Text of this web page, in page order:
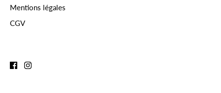
Mentions légales
CGV